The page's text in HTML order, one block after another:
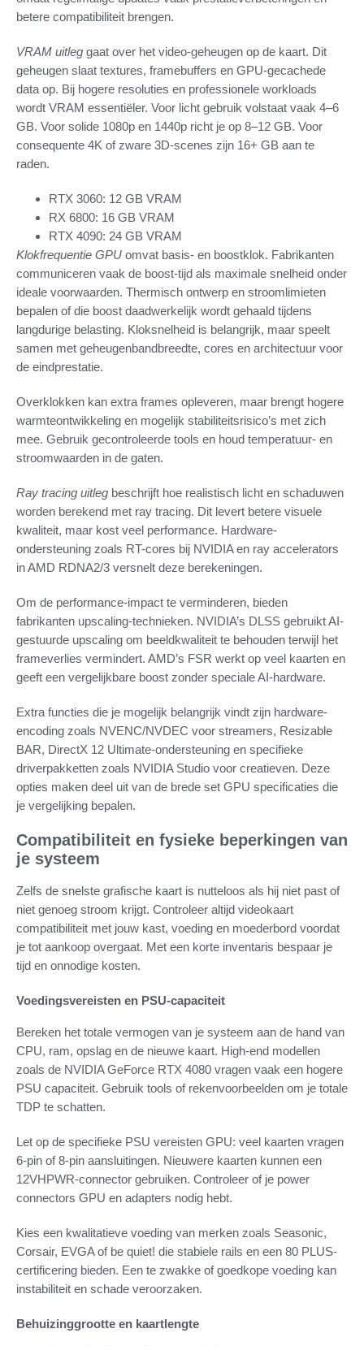
betere compatibiliteit brengen.
VRAM uitleg gaat over het video-geheugen op de kaart. Dit
geheugen slaat textures, framebuffers en GPU-gecachede
data op. Bij hogere resoluties en professionele workloads
wordt VRAM essentiëler. Voor licht gebruik volstaat vaak 4–6
GB. Voor solide 1080p en 1440p richt je op 8–12 GB. Voor
consequente 4K of zware 3D-scenes zijn 16+ GB aan te
raden.
RTX 3060: 12 GB VRAM
RX 6800: 16 GB VRAM
RTX 4090: 24 GB VRAM
Klokfrequentie GPU omvat basis- en boostklok. Fabrikanten
communiceren vaak de boost-tijd als maximale snelheid onder
ideale voorwaarden. Thermisch ontwerp en stroomlimieten
bepalen of die boost daadwerkelijk wordt gehaald tijdens
langdurige belasting. Kloksnelheid is belangrijk, maar speelt
samen met geheugenbandbreedte, cores en architectuur voor
de eindprestatie.
Overklokken kan extra frames opleveren, maar brengt hogere
warmteontwikkeling en mogelijk stabiliteitsrisico’s met zich
mee. Gebruik gecontroleerde tools en houd temperatuur- en
stroomwaarden in de gaten.
Ray tracing uitleg beschrijft hoe realistisch licht en schaduwen
worden berekend met ray tracing. Dit levert betere visuele
kwaliteit, maar kost veel performance. Hardware-
ondersteuning zoals RT-cores bij NVIDIA en ray accelerators
in AMD RDNA2/3 versnelt deze berekeningen.
Om de performance-impact te verminderen, bieden
fabrikanten upscaling-technieken. NVIDIA’s DLSS gebruikt AI-
gestuurde upscaling om beeldkwaliteit te behouden terwijl het
frameverlies vermindert. AMD’s FSR werkt op veel kaarten en
geeft een vergelijkbare boost zonder speciale AI-hardware.
Extra functies die je mogelijk belangrijk vindt zijn hardware-
encoding zoals NVENC/NVDEC voor streamers, Resizable
BAR, DirectX 12 Ultimate-ondersteuning en specifieke
driverpakketten zoals NVIDIA Studio voor creatieven. Deze
opties maken deel uit van de brede set GPU specificaties die
je vergelijking bepalen.
Compatibiliteit en fysieke beperkingen van
je systeem
Zelfs de snelste grafische kaart is nutteloos als hij niet past of
niet genoeg stroom krijgt. Controleer altijd videokaart
compatibiliteit met jouw kast, voeding en moederbord voordat
je tot aankoop overgaat. Met een korte inventaris bespaar je
tijd en onnodige kosten.
Voedingsvereisten en PSU-capaciteit
Bereken het totale vermogen van je systeem aan de hand van
CPU, ram, opslag en de nieuwe kaart. High-end modellen
zoals de NVIDIA GeForce RTX 4080 vragen vaak een hogere
PSU capaciteit. Gebruik tools of rekenvoorbeelden om je totale
TDP te schatten.
Let op de specifieke PSU vereisten GPU: veel kaarten vragen
6-pin of 8-pin aansluitingen. Nieuwere kaarten kunnen een
12VHPWR-connector gebruiken. Controleer of je power
connectors GPU en adapters nodig hebt.
Kies een kwalitatieve voeding van merken zoals Seasonic,
Corsair, EVGA of be quiet! die stabiele rails en een 80 PLUS-
certificering bieden. Een te zwakke of goedkope voeding kan
instabiliteit en schade veroorzaken.
Behuizinggrootte en kaartlengte